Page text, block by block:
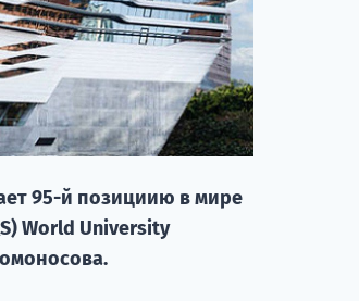
95-й позициию в мире
World University